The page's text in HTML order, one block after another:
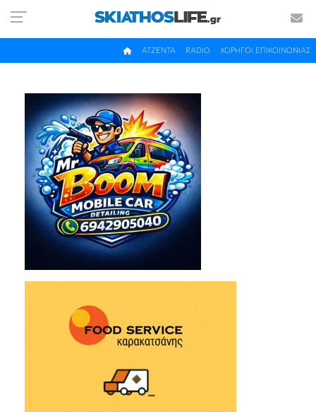
ΧΟΡΗΓΟΙ ΕΠΙΚΟΙΝΩΝΙΑΣ
RADIO
ΑΤΖΕΝΤΑ